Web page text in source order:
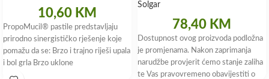
10,60 KM
PropoMucil® pastile predstavljaju
prirodno sinergističko rješenje koje
pomažu da se: Brzo i trajno riješi upala
i bol grla Brzo uklone
Solgar
78,40 KM
Dostupnost ovog proizvoda podložna
je promjenama. Nakon zaprimanja
narudžbe provjerit ćemo stanje zaliha
te Vas pravovremeno obavijestiti o